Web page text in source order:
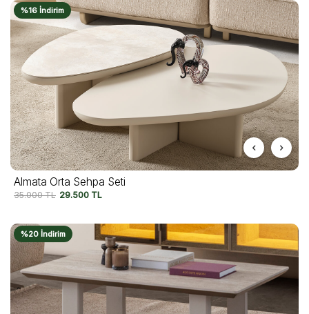
%16 İndirim
Almata Orta Sehpa Seti
35.000TL 29.500 TL
%20 İndirim